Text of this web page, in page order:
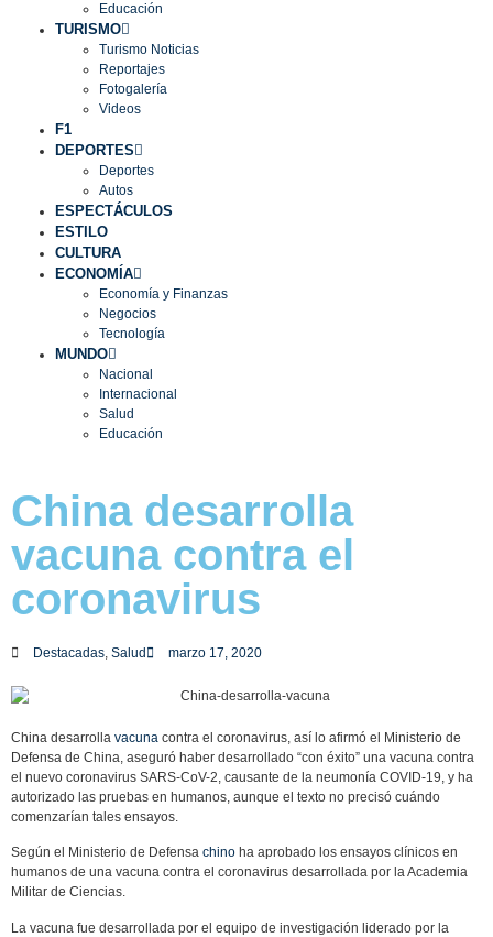
Educación
TURISMO
Turismo Noticias
Reportajes
Fotogalería
Videos
F1
DEPORTES
Deportes
Autos
ESPECTÁCULOS
ESTILO
CULTURA
ECONOMÍA
Economía y Finanzas
Negocios
Tecnología
MUNDO
Nacional
Internacional
Salud
Educación
China desarrolla
vacuna contra el
coronavirus
Destacadas, Salud marzo 17, 2020
China desarrolla vacuna contra el coronavirus, así lo afirmó el Ministerio de
Defensa de China, aseguró haber desarrollado “con éxito” una vacuna contra
el nuevo coronavirus SARS-CoV-2, causante de la neumonía COVID-19, y ha
autorizado las pruebas en humanos, aunque el texto no precisó cuándo
comenzarían tales ensayos.
Según el Ministerio de Defensa chino ha aprobado los ensayos clínicos en
humanos de una vacuna contra el coronavirus desarrollada por la Academia
Militar de Ciencias.
La vacuna fue desarrollada por el equipo de investigación liderado por la